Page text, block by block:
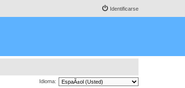
Identificarse
Idioma: